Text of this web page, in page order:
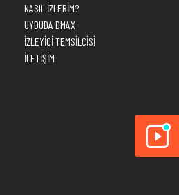
NASIL İZLERİM?
UYDUDA DMAX
İZLEYİCİ TEMSİLCİSİ
İLETİŞİM